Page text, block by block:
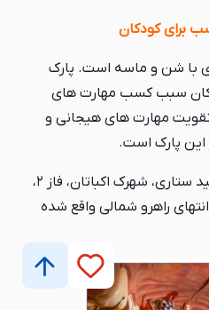
برای کودکان
با شن و ماسه است. پارک
سبب کسب مهارت های
مهارت های هیجانی و
این پارک است.
پارک شنی تهران در اتوبان شهید ستاری، شهرک اکباتان، فاز ۲،
راهرو شمالی واقع شده